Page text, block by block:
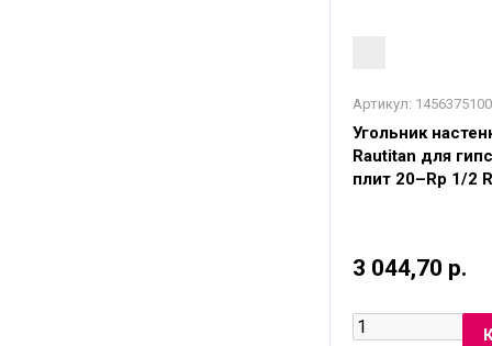
Артикул:
Угольник
Rautitan для
плит 20–Rp 1/2
3 044,70 р.